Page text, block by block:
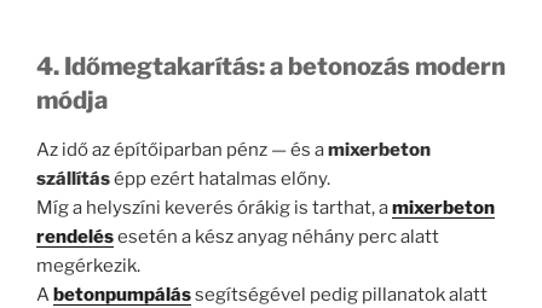
4. Időmegtakarítás: a betonozás modern
módja
Az idő az építőiparban pénz — és amixerbeton
szállításépp ezért hatalmas előny.
Míg a helyszíni keverés órákig is tarthat, amixerbeton
rendelésesetén a kész anyag néhány perc alatt
megérkezik.
A betonpumpálássegítségével pedig pillanatok alatt